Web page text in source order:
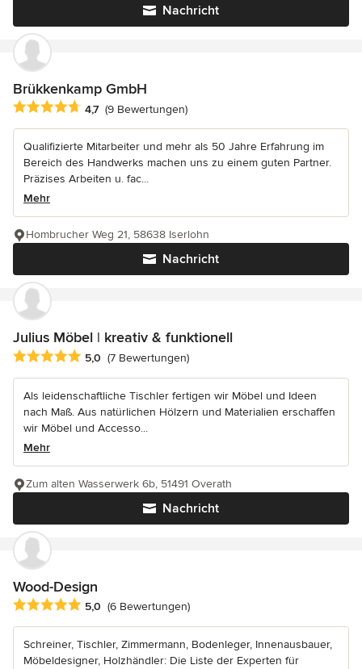
Nachricht
Brükkenkamp GmbH
Durchschnittliche Bewertung: 4.7 von 5 Sternen
4,7 (9 Bewertungen)
Qualifizierte Mitarbeiter und mehr als 50 Jahre Erfahrung im
Bereich des Handwerks machen uns zu einem guten Partner.
Präzises Arbeiten u. fac...
Mehr
Nachricht
Hombrucher Weg 21, 58638 Iserlohn
Julius Möbel | kreativ & funktionell
Durchschnittliche Bewertung: 5 von 5 Sternen
5,0 (7 Bewertungen)
Als leidenschaftliche Tischler fertigen wir Möbel und Ideen
nach Maß. Aus natürlichen Hölzern und Materialien erschaffen
wir Möbel und Accesso...
Mehr
Nachricht
Zum alten Wasserwerk 6b, 51491 Overath
Wood-Design
Durchschnittliche Bewertung: 5 von 5 Sternen
5,0 (6 Bewertungen)
Schreiner, Tischler, Zimmermann, Bodenleger, Innenausbauer,
Möbeldesigner, Holzhändler: Die Liste der Experten für